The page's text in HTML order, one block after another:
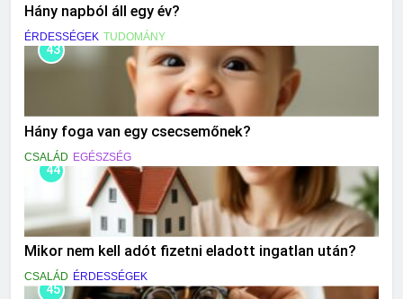
Hány napból áll egy év?
ÉRDESSÉGEK TUDOMÁNY
43
Hány foga van egy csecsemőnek?
CSALÁD EGÉSZSÉG
44
Mikor nem kell adót fizetni eladott ingatlan után?
CSALÁD ÉRDESSÉGEK
45